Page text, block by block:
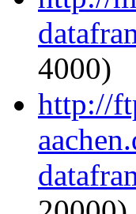
4000)
http://